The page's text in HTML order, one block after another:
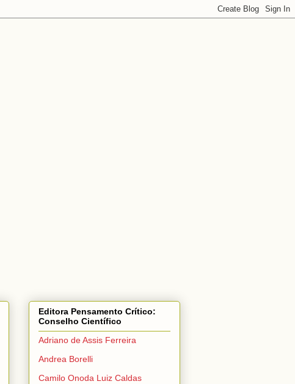
Editora Pensamento Crítico:
Conselho Científico
Adriano de Assis Ferreira
Andrea Borelli
Camilo Onoda Luiz Caldas